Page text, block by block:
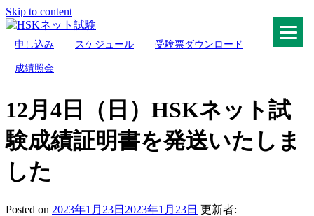
Skip to content
HSKネット試験
申し込み スケジュール 受験票ダウンロード
成績照会
12月4日（日）HSKネット試
験成績証明書を発送いたしま
した
Posted on 2023年1月23日 2023年1月23日 更新者: